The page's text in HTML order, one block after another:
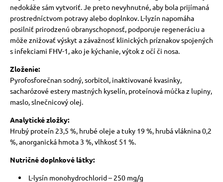
nedokáže sám vytvoriť. Je preto nevyhnutné, aby bola prijímaná
prostredníctvom potravy alebo doplnkov. L-lyzín napomáha
posilniť prirodzenú obranyschopnosť, podporuje regeneráciu a
môže znižovať výskyt a závažnosť klinických príznakov spojených
s infekciami FHV-1, ako je kýchanie, výtok z očí či nosa.
Zloženie:
Pyrofosforečnan sodný, sorbitol, inaktivované kvasinky,
sacharózové estery mastných kyselín, proteínová múčka z lupiny,
maslo, slnečnicový olej.
Analytické zložky:
Hrubý proteín 23,5 %, hrubé oleje a tuky 19 %, hrubá vláknina 0,2
%, anorganická hmota 3 %, vlhkosť 51 %.
Nutričné ​​doplnkové látky:
L-lysín monohydrochlorid – 250 mg/g